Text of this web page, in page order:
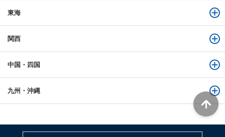
東海
関西
中国・四国
九州・沖縄